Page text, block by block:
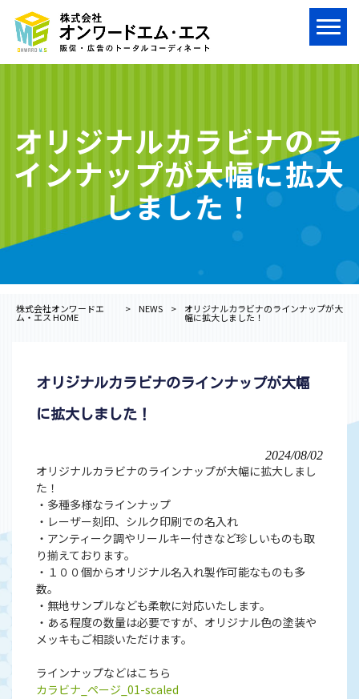
オリジナルカラビナのラ
インナップが大幅に拡大
しました！
株式会社オンワードエ
ム・エス HOME
> NEWS > オリジナルカラビナのラインナップが大
幅に拡大しました！
オリジナルカラビナのラインナップが大幅
に拡大しました！
2024/08/02
オリジナルカラビナのラインナップが大幅に拡大しまし
た！
・多種多様なラインナップ
・レーザー刻印、シルク印刷での名入れ
・アンティーク調やリールキー付きなど珍しいものも取
り揃えております。
・１００個からオリジナル名入れ製作可能なものも多
数。
・無地サンプルなども柔軟に対応いたします。
・ある程度の数量は必要ですが、オリジナル色の塗装や
メッキもご相談いただけます。
ラインナップなどはこちら
カラビナ_ページ_01-scaled